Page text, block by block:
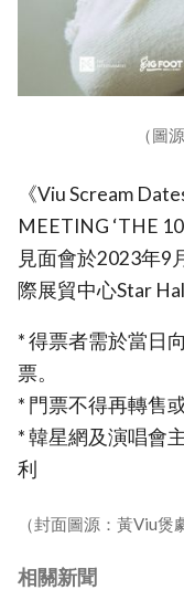
（圖
《Viu Scream
MEETING ‘THE
見面會於2023年9
際展貿中心Star
* 得票者需於當日
票。
* 門票不得再轉售
* 韓星網及演唱會
利
（封面圖源：黃Viu煲
相關新聞